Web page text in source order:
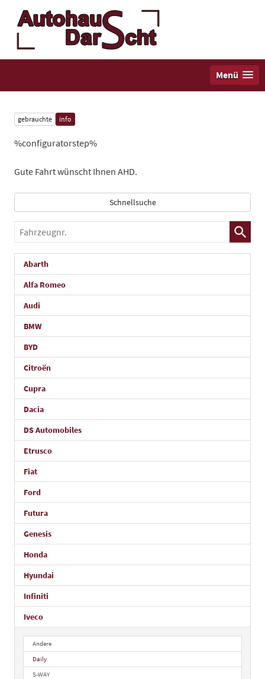
Menü
gebrauchte info
%configuratorstep%
Gute Fahrt wünscht Ihnen AHD.
Schnellsuche
Fahrzeugnr.
Abarth
Alfa Romeo
Audi
BMW
BYD
Citroën
Cupra
Dacia
DS Automobiles
Etrusco
Fiat
Ford
Futura
Genesis
Honda
Hyundai
Infiniti
Iveco
Andere
Daily
S-WAY